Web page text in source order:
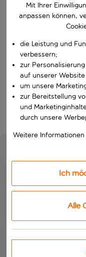
Beginne mit der
Wähle ein Ab- und
Reisezeitraum
Wann
Wer
Mit Ihrer
anpassen können,
die Leistung und
verbessern;
zur
auf unserer
um unsere
zur Bereitstellung
und
durch unsere
Weitere
Ich
Alle